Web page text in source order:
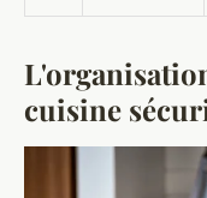
cuisine